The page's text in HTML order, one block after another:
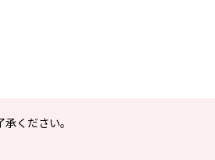
ください。